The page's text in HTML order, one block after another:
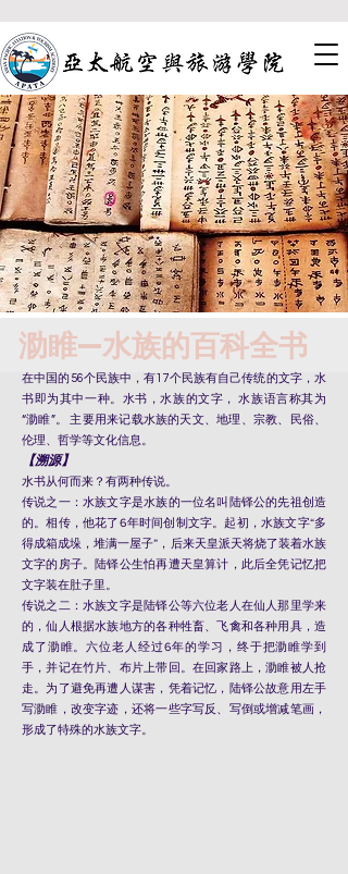
泐睢—水族的百科全书
在中国的56个民族中，有17个民族有自己传统的文字，水
书即为其中一种。水书，水族的文字， 水族语言称其为
“泐睢”。 主要用来记载水族的天文、地理、宗教、民俗、
伦理、哲学等文化信息。
【溯源】
水书从何而来？有两种传说。
传说之一：水族文字是水族的一位名叫陆铎公的先祖创造
的。相传，他花了6年时间创制文字。起初，水族文字“多
得成箱成垛，堆满一屋子”，后来天皇派天将烧了装着水族
文字的房子。陆铎公生怕再遭天皇算计，此后全凭记忆把
文字装在肚子里。
传说之二：水族文字是陆铎公等六位老人在仙人那里学来
的，仙人根据水族地方的各种牲畜、飞禽和各种用具，造
成了泐睢。六位老人经过6年的学习，终于把泐睢学到
手，并记在竹片、布片上带回。在回家路上，泐睢被人抢
走。为了避免再遭人谋害，凭着记忆，陆铎公故意用左手
写泐睢，改变字迹，还将一些字写反、写倒或增减笔画，
形成了特殊的水族文字。